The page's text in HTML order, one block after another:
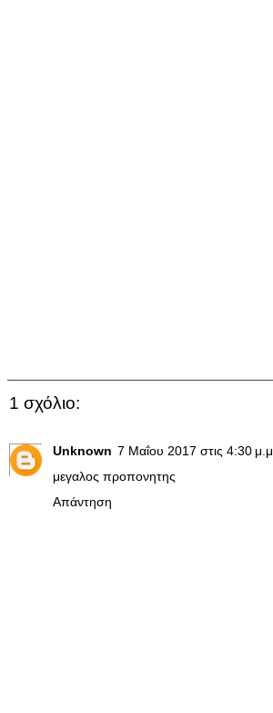
1 σχόλιο:
Unknown 7 Μαΐου 2017 στις 4:30 μ.μ.
μεγαλος προπονητης
Απάντηση